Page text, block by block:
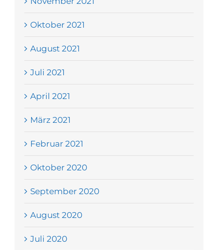
Oktober 2021
August 2021
Juli 2021
April 2021
März 2021
Februar 2021
Oktober 2020
September 2020
August 2020
Juli 2020